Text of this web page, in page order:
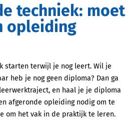
opleiding
starten terwijl je nog leert. Wil je
heb je nog geen diploma? Dan ga
en haal je je diploma
afgeronde opleiding nodig om te
om het vak in de praktijk te leren.